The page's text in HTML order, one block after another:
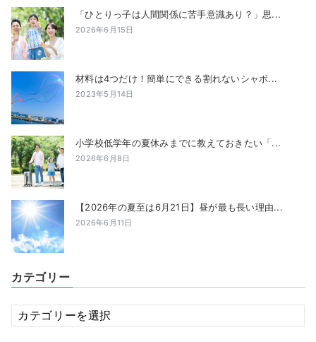
「ひとりっ子は人間関係に苦手意識あり？」思...
2026年6月15日
材料は4つだけ！簡単にできる割れないシャボ...
2023年5月14日
小学校低学年の夏休みまでに教えておきたい「...
2026年6月8日
【2026年の夏至は6月21日】昼が最も長い理由...
2026年6月11日
カテゴリー
カ
テ